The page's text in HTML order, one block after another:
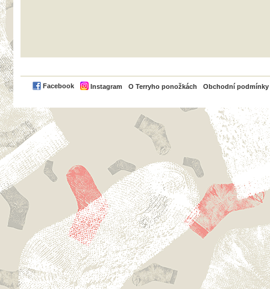
Facebook Instagram O Terryho ponožkách Obchodní podmínky
PayPal